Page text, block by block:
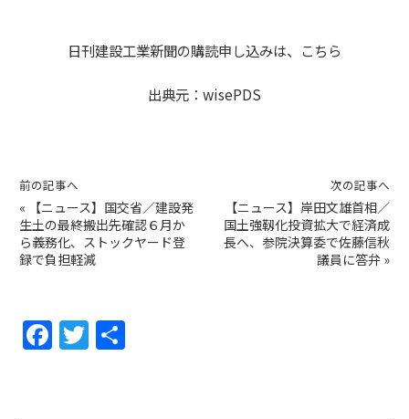
日刊建設工業新聞の購読申し込みは、 こちら
出典元： wisePDS
前の記事へ
«
【ニュース】国交省／建設発
生土の最終搬出先確認６月か
ら義務化、ストックヤード登
録で負担軽減
次の記事へ
【ニュース】岸田文雄首相／
国土強靱化投資拡大で経済成
長へ、参院決算委で佐藤信秋
議員に答弁 »
F
a
T
w